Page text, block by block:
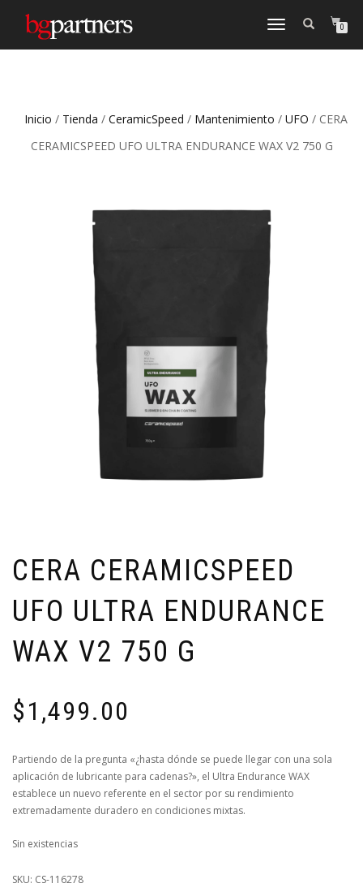
CAMBIAR
0
Inicio / Tienda / CeramicSpeed / Mantenimiento / UFO / CERA
CERAMICSPEED UFO ULTRA ENDURANCE WAX V2 750 G
CERA CERAMICSPEED
UFO ULTRA ENDURANCE
WAX V2 750 G
$1,499.00
Partiendo de la pregunta «¿hasta dónde se puede llegar con una sola
aplicación de lubricante para cadenas?», el Ultra Endurance WAX
establece un nuevo referente en el sector por su rendimiento
extremadamente duradero en condiciones mixtas.
Sin existencias
SKU: CS-116278